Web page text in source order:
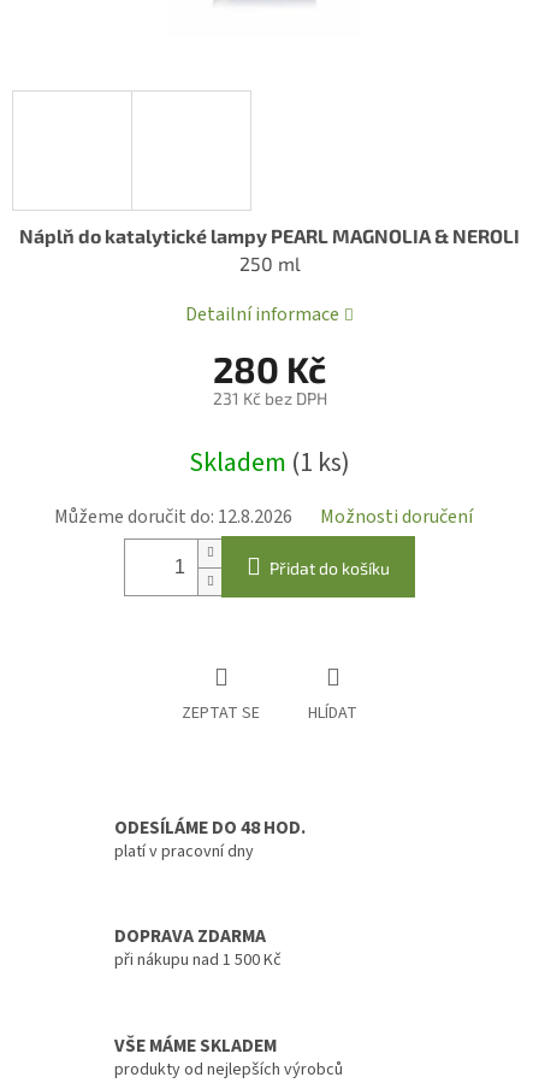
280 Kč
231 Kč bez DPH
cena:
Skladem (1 ks)
Můžeme doručit do: 12.8.2026 Možnosti doručení
Přidat do košíku
Náplň do katalytické lampy PEARL MAGNOLIA & NEROLI
250 ml
Detailní informace
ZEPTAT SE HLÍDAT
ODESÍLÁME DO 48 HOD.
platí v pracovní dny
DOPRAVA ZDARMA
při nákupu nad 1 500 Kč
VŠE MÁME SKLADEM
produkty od nejlepších výrobců